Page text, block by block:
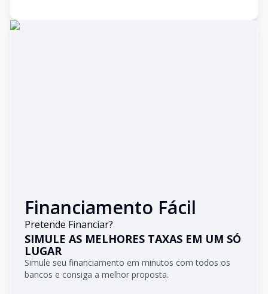
Financiamento Fácil
Pretende Financiar?
SIMULE AS MELHORES TAXAS EM UM SÓ
LUGAR
Simule seu financiamento em minutos com todos os
bancos e consiga a melhor proposta.